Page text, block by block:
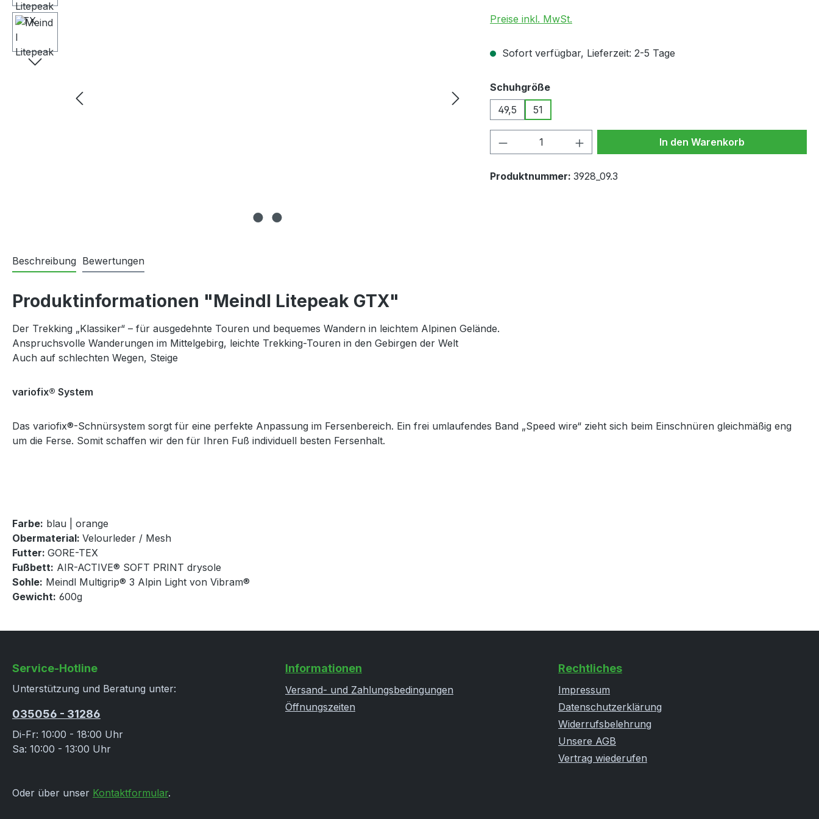
Preise inkl. MwSt.
Sofort verfügbar, Lieferzeit: 2-5 Tage
Schuhgrößeauswählen
49,5
51
Produkt Anzahl: Gib den gewünschten Wert
In den Warenkorb
Produktnummer: 3928_09.3
Beschreibung Bewertungen
Produktinformationen "Meindl Litepeak GTX"
Der Trekking „Klassiker“ – für ausgedehnte Touren und bequemes Wandern in leichtem Alpinen Gelände.
Anspruchsvolle Wanderungen im Mittelgebirg, leichte Trekking-Touren in den Gebirgen der Welt
Auch auf schlechten Wegen, Steige
variofix® System
Das variofix®-Schnürsystem sorgt für eine perfekte Anpassung im Fersenbereich. Ein frei umlaufendes Band „Speed wire“ zieht sich beim Einschnüren gleichmäßig eng
um die Ferse. Somit schaffen wir den für Ihren Fuß individuell besten Fersenhalt.
Farbe: blau | orange
Obermaterial: Velourleder / Mesh
Futter: GORE-TEX
Fußbett: AIR-ACTIVE® SOFT PRINT drysole
Sohle: Meindl Multigrip® 3 Alpin Light von Vibram®
Gewicht: 600g
Service-Hotline
Unterstützung und Beratung unter:
035056 - 31286
Di-Fr: 10:00 - 18:00 Uhr
Sa: 10:00 - 13:00 Uhr
Oder über unser Kontaktformular.
Informationen
Versand- und Zahlungsbedingungen
Öffnungszeiten
Rechtliches
Impressum
Datenschutzerklärung
Widerrufsbelehrung
Unsere AGB
Vertrag wiederufen